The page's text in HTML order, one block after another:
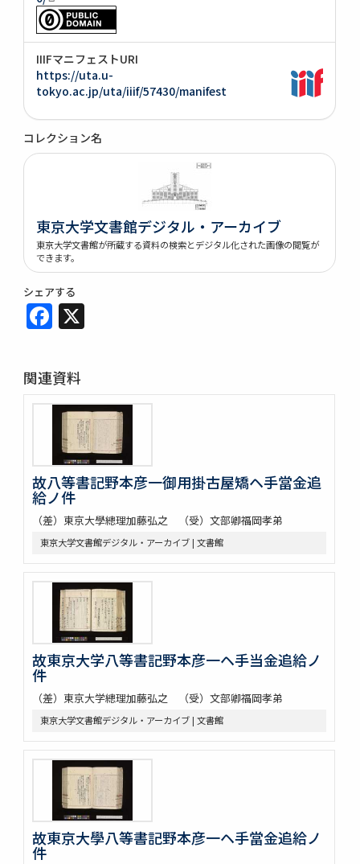
IIIFマニフェストURI
https://uta.u-
tokyo.ac.jp/uta/iiif/57430/manifest
コレクション名
東京大学文書館デジタル・アーカイブ
東京大学文書館が所蔵する資料の検索とデジタル化された画像の閲覧が
できます。
シェアする
Facebook
関連資料
故八等書記野本彦一御用掛古屋矯ヘ手當金追
給ノ件
（差）東京大學總理加藤弘之 （受）文部卿福岡孝弟
東京大学文書館デジタル・アーカイブ | 文書館
故東京大学八等書記野本彦一ヘ手当金追給ノ
件
（差）東京大学總理加藤弘之 （受）文部卿福岡孝弟
東京大学文書館デジタル・アーカイブ | 文書館
故東京大學八等書記野本彦一ヘ手當金追給ノ
件